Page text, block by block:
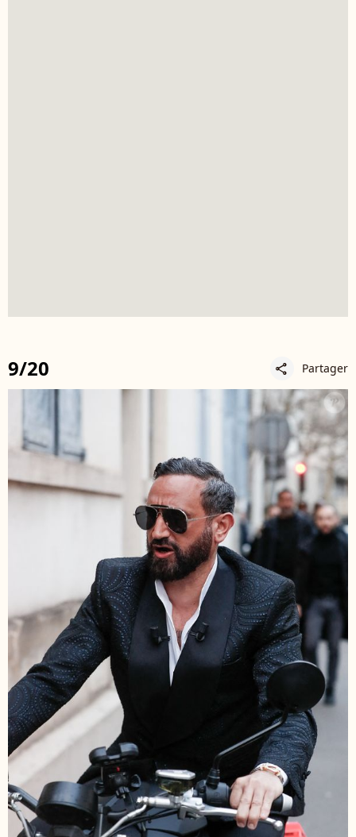
9/20 share Partager